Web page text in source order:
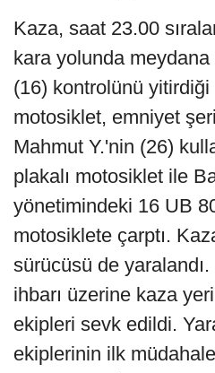
Kaza, saat 23.00
kara yolunda meydana
(16) kontrolünü yitirdiği
motosiklet, emniyet
Mahmut Y.'nin (26)
plakalı motosiklet ile
yönetimindeki 16 UB
motosiklete çarptı.
sürücüsü de
ihbarı üzerine kaza
ekipleri sevk edildi.
ekiplerinin ilk